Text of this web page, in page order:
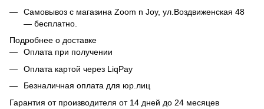
Самовывоз с магазина Zoom n Joy, ул.Воздвиженская 48
— бесплатно.
Подробнее о доставке
Оплата при получении
Оплата картой через LiqPay
Безналичная оплата для юр.лиц
Гарантия от производителя от 14 дней до 24 месяцев